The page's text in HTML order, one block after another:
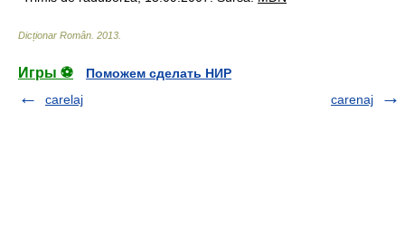
Dicționar Român 2013
Игры ⚽
Поможем сделать НИР
carelaj
carenaj